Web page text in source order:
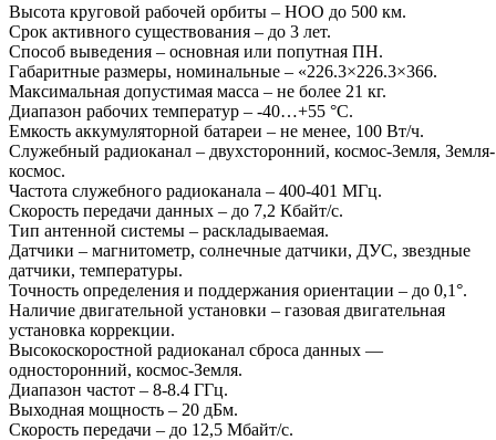
Высота круговой рабочей орбиты – НОО до 500 км.
Срок активного существования – до 3 лет.
Способ выведения – основная или попутная ПН.
Габаритные размеры, номинальные – «226.3×226.3×366.
Максимальная допустимая масса – не более 21 кг.
Диапазон рабочих температур – -40…+55 °С.
Емкость аккумуляторной батареи – не менее, 100 Вт/ч.
Служебный радиоканал – двухсторонний, космос-Земля, Земля-
космос.
Частота служебного радиоканала – 400-401 МГц.
Скорость передачи данных – до 7,2 Кбайт/с.
Тип антенной системы – раскладываемая.
Датчики – магнитометр, солнечные датчики, ДУС, звездные
датчики, температуры.
Точность определения и поддержания ориентации – до 0,1°.
Наличие двигательной установки – газовая двигательная
установка коррекции.
Высокоскоростной радиоканал сброса данных —
односторонний, космос-Земля.
Диапазон частот – 8-8.4 ГГц.
Выходная мощность – 20 дБм.
Скорость передачи – до 12,5 Мбайт/с.